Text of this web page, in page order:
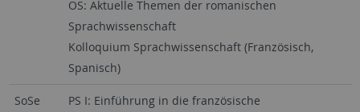
OS: Aktuelle Themen der romanischen
Sprachwissenschaft
Kolloquium Sprachwissenschaft (Französisch,
Spanisch)
SoSe
PS I: Einführung in die französische